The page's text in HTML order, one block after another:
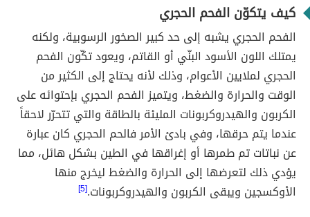
كيف يتكوّن الفحم الحجري
الفحم الحجري يشبه إلى حد كبير الصخور الرسوبية، ولكنه
يمتلك اللون الأسود البنّي أو القاتم، ويعود تكّون الفحم
الحجري لملايين الأعوام، وذلك لأنه يحتاج إلى الكثير من
الوقت والحرارة والضغط، ويتميز الفحم الحجري بإحتوائه على
الكربون والهيدروكربونات المليئة بالطاقة والتي تتحرّر لاحقاً
عندما يتم حرقها، وفي بادئ الأمر فالحم الحجري كان عبارة
عن نباتات تم طمرها أو إغراقها في الطين بشكل هائل، مما
يؤدي ذلك لتعرضها إلى الحرارة والضغط ليخرج منها
الأوكسجين ويبقى الكربون والهيدروكربونات.[5]